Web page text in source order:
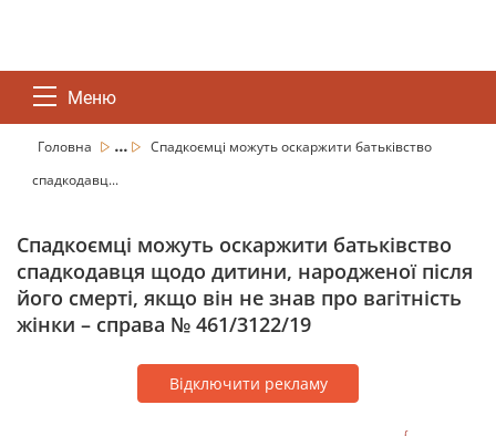
Меню
Головна ...
Спадкоємці можуть оскаржити батьківство
спадкодавц...
Спадкоємці можуть оскаржити батьківство
спадкодавця щодо дитини, народженої після
його смерті, якщо він не знав про вагітність
жінки – справа № 461/3122/19
Відключити рекламу